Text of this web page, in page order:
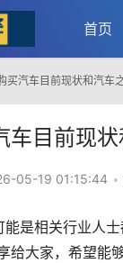
首页
买汽车目前现状和汽车
车目前现
05-19 01:15:44 •
能是相关行业人
给大家，希望能